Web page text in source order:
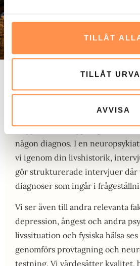
TILLÅT
TILLÅT
AVVISA
över en kam. Därför är det viktigt
noggrann kartläggning för att
någon diagnos. I en
vi igenom din livshistorik,
gör strukturerade intervjuer där
diagnoser som ingår i
Vi ser även till andra relevanta
depression, ångest och andra
livssituation och fysiska hälsa
genomförs provtagning och
testning. Vi värdesätter kvalitet,